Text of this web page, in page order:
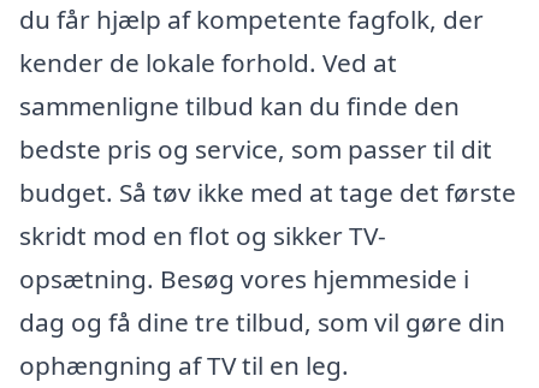
du får hjælp af kompetente fagfolk, der
kender de lokale forhold. Ved at
sammenligne tilbud kan du finde den
bedste pris og service, som passer til dit
budget. Så tøv ikke med at tage det første
skridt mod en flot og sikker TV-
opsætning. Besøg vores hjemmeside i
dag og få dine tre tilbud, som vil gøre din
ophængning af TV til en leg.